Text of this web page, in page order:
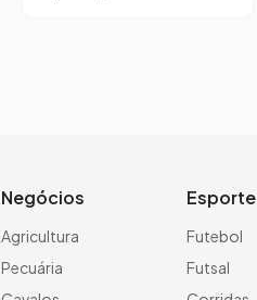
Negócios
Agricultura
Pecuária
Esporte
Futebol
Futsal